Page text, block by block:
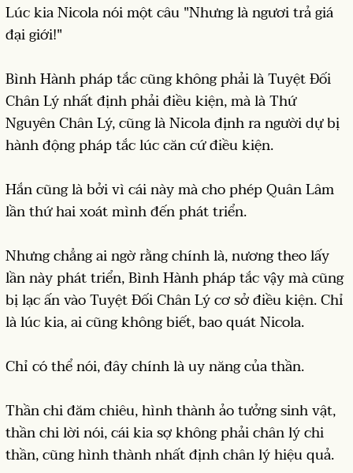
Lúc kia Nicola nói một câu "Nhưng là ngươi trả giá
đại giới!"
Bình Hành pháp tắc cũng không phải là Tuyệt Đối
Chân Lý nhất định phải điều kiện, mà là Thứ
Nguyên Chân Lý, cũng là Nicola định ra người dự bị
hành động pháp tắc lúc căn cứ điều kiện.
Hắn cũng là bởi vì cái này mà cho phép Quân Lâm
lần thứ hai xoát mình đến phát triển.
Nhưng chẳng ai ngờ rằng chính là, nương theo lấy
lần này phát triển, Bình Hành pháp tắc vậy mà cũng
bị lạc ấn vào Tuyệt Đối Chân Lý cơ sở điều kiện. Chỉ
là lúc kia, ai cũng không biết, bao quát Nicola.
Chỉ có thể nói, đây chính là uy năng của thần.
Thần chi đăm chiêu, hình thành ảo tưởng sinh vật,
thần chi lời nói, cái kia sợ không phải chân lý chi
thần, cũng hình thành nhất định chân lý hiệu quả.